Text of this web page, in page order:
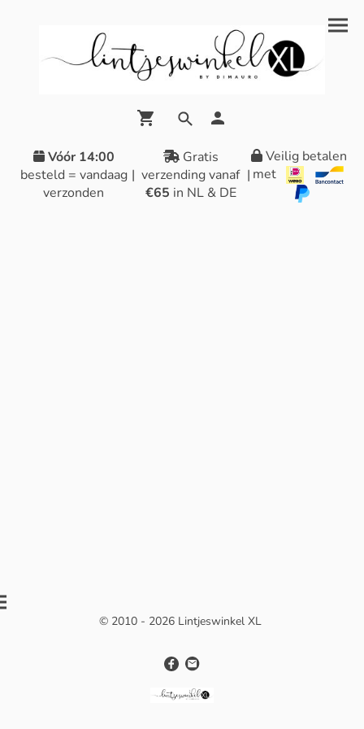
Vóór 14:00
besteld = vandaag
verzonden
|
Gratis
verzending vanaf
€65 in NL & DE
|
Veilig betalen
met
© 2010 - 2026 Lintjeswinkel XL